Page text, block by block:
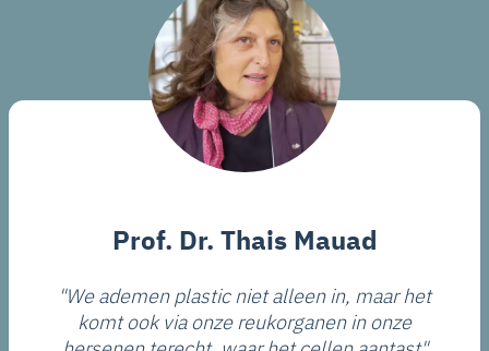
Prof. Dr. Thais Mauad
"We ademen plastic niet alleen in, maar het
komt ook via onze reukorganen in onze